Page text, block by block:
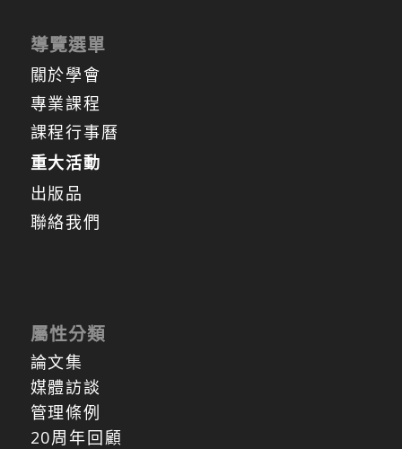
導覽選單
關於學會
專業課程
課程行事曆
重大活動
出版品
聯絡我們
屬性分類
論文集
媒體訪談
管理條例
20周年回顧